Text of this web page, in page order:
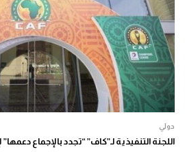
دولي
اللجنة التنفيذية لـ”كاف” “تجدد بالإجماع دعمها”